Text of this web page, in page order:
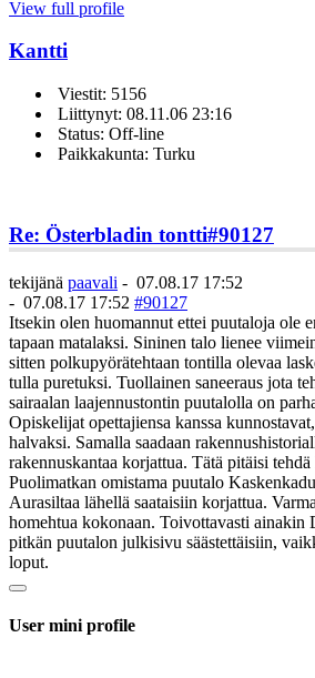
View full profile
Kantti
Viestit: 5156
Liittynyt: 08.11.06 23:16
Status: Off-line
Paikkakunta: Turku
Re: Österbladin tontti#90127
tekijänä paavali - 07.08.17 17:52
- 07.08.17 17:52 #90127
Itsekin olen huomannut ettei puutaloja ole
tapaan matalaksi. Sininen talo lienee
sitten polkupyörätehtaan tontilla olevaa
tulla puretuksi. Tuollainen saneeraus jota
sairaalan laajennustontin puutalolla on
Opiskelijat opettajiensa kanssa
halvaksi. Samalla saadaan
rakennuskantaa korjattua. Tätä pitäisi
Puolimatkan omistama puutalo
Aurasiltaa lähellä saataisiin korjattua.
homehtua kokonaan. Toivottavasti ainakin
pitkän puutalon julkisivu säästettäisiin,
loput.
User mini profile